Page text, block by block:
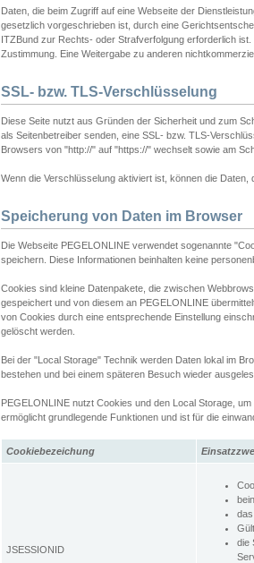
Daten, die beim Zugriff auf eine Webseite der
gesetzlich vorgeschrieben ist, durch eine
ITZBund zur Rechts- oder Strafverfolgung erforderlich
Zustimmung. Eine Weitergabe zu anderen
SSL- bzw. TLS-Verschlüsselung
Diese Seite nutzt aus Gründen der Sicherheit und zum
als Seitenbetreiber senden, eine SSL- bzw. TLS-
Browsers von "http://" auf "https://" wechselt sowie am
Wenn die Verschlüsselung aktiviert ist, können die
Speicherung von Daten im Browser
Die Webseite PEGELONLINE verwendet sogenannte
speichern. Diese Informationen beinhalten keine
Cookies sind kleine Datenpakete, die zwischen
gespeichert und von diesem an PEGELONLINE
von Cookies durch eine entsprechende Einstellung
gelöscht werden.
Bei der "Local Storage" Technik werden Daten lokal im
bestehen und bei einem späteren Besuch wieder
PEGELONLINE nutzt Cookies und den Local Storage,
ermöglicht grundlegende Funktionen und ist für die
Cookiebezeichung
JSESSIONID
die